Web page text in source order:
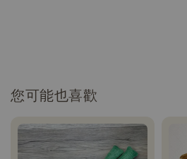
您可能也喜歡